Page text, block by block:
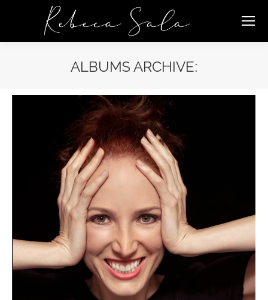
ALBUMS ARCHIVE: